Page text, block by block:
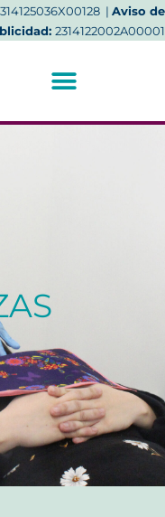
| Aviso de
2314122002A00001